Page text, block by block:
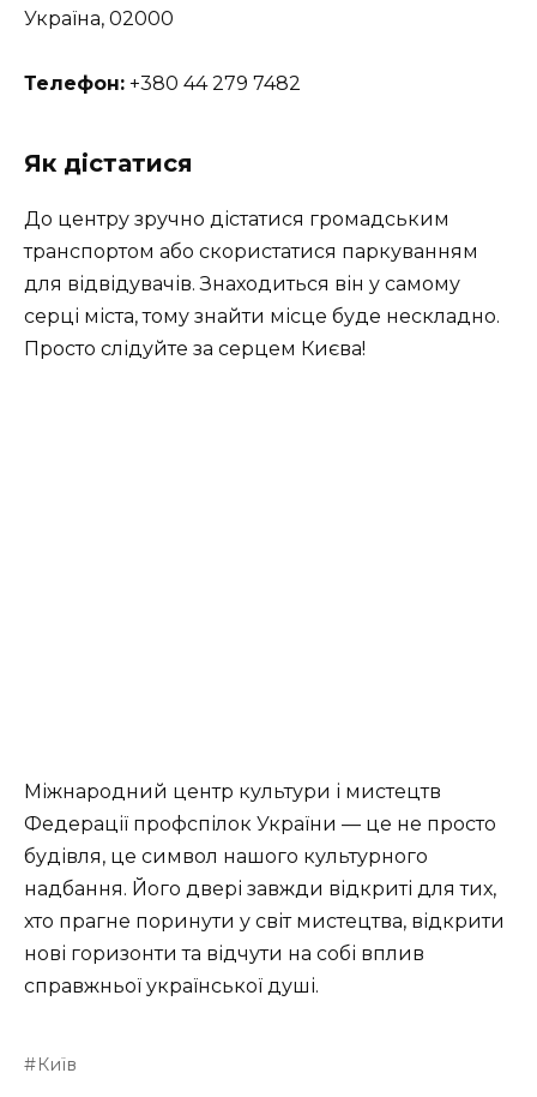
Україна, 02000
Телефон: +380 44 279 7482
Як дістатися
До центру зручно дістатися громадським
транспортом або скористатися паркуванням
для відвідувачів. Знаходиться він у самому
серці міста, тому знайти місце буде нескладно.
Просто слідуйте за серцем Києва!
Міжнародний центр культури і мистецтв
Федерації профспілок України — це не просто
будівля, це символ нашого культурного
надбання. Його двері завжди відкриті для тих,
хто прагне поринути у світ мистецтва, відкрити
нові горизонти та відчути на собі вплив
справжньої української душі.
Київ